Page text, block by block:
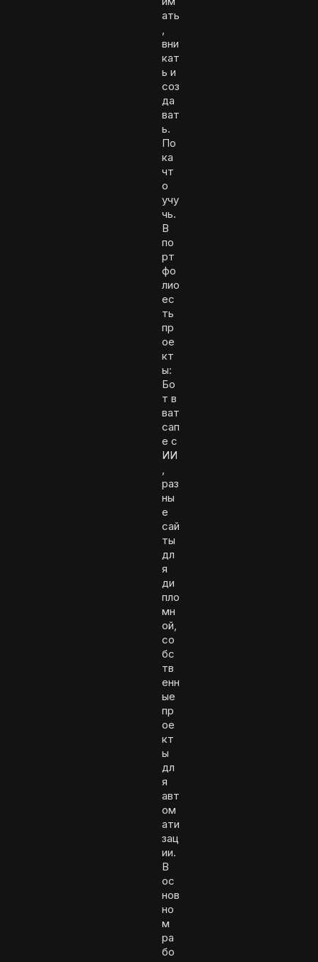
ать
,
вни
кат
ь и
соз
да
ват
ь.
По
ка
чт
о
учу
чь.
В
по
рт
фо
лио
ес
ть
пр
ое
кт
ы:
Бо
т в
ват
сап
е с
ИИ
,
раз
ны
е
сай
ты
дл
я
ди
пло
мн
ой,
со
бс
тв
енн
ые
пр
ое
кт
ы
дл
я
авт
ом
ати
зац
ии.
В
ос
нов
но
м
ра
бо